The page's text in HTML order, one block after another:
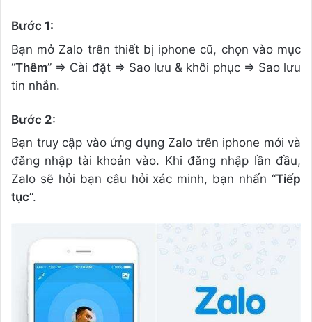
Bước 1:
Bạn mở Zalo trên thiết bị iphone cũ, chọn vào mục
“Thêm” => Cài đặt => Sao lưu & khôi phục => Sao lưu
tin nhắn.
Bước 2:
Bạn truy cập vào ứng dụng Zalo trên iphone mới và
đăng nhập tài khoản vào. Khi đăng nhập lần đầu,
Zalo sẽ hỏi bạn câu hỏi xác minh, bạn nhấn “Tiếp
tục“.